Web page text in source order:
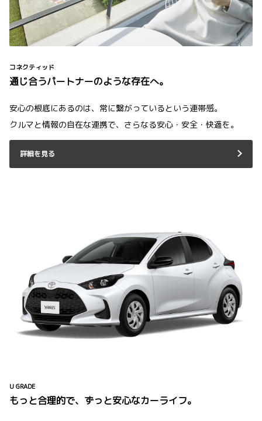
コネクティッド
通じ合うパートナーのような存在へ。
安心の根底にあるのは、常に繋がっているという連帯感。
クルマと情報の自在な連携で、さらなる安心・安全・快適を。
詳細を見る
U GRADE
もっと合理的で、ずっと安心なカーライフ。